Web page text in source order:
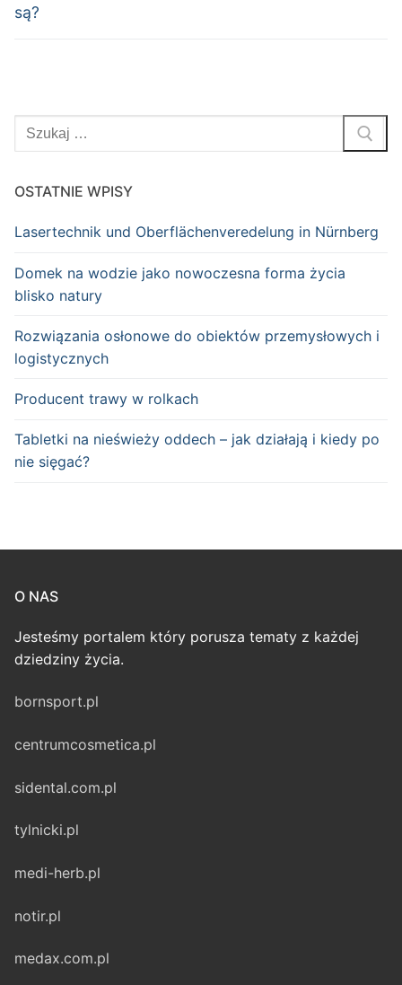
są?
Szukaj:
OSTATNIE WPISY
Lasertechnik und Oberflächenveredelung in Nürnberg
Domek na wodzie jako nowoczesna forma życia
blisko natury
Rozwiązania osłonowe do obiektów przemysłowych i
logistycznych
Producent trawy w rolkach
Tabletki na nieświeży oddech – jak działają i kiedy po
nie sięgać?
O NAS
Jesteśmy portalem który porusza tematy z każdej
dziedziny życia.
bornsport.pl
centrumcosmetica.pl
sidental.com.pl
tylnicki.pl
medi-herb.pl
notir.pl
medax.com.pl